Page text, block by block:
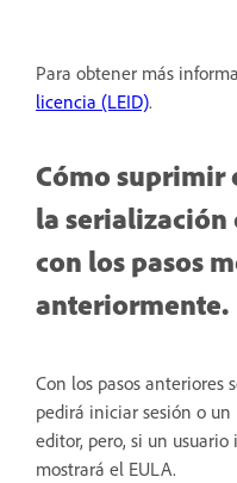
Para obtener más
licencia (LEID).
Cómo suprimir
la serialización
con los pasos
anteriormente.
Con los pasos anteriores
pedirá iniciar sesión o
editor, pero, si un
mostrará el EULA.